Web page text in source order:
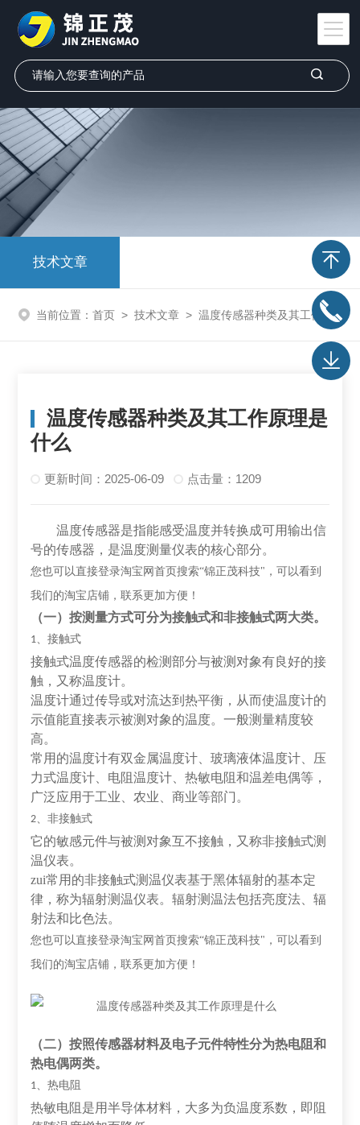
技术文章
当前位置： 首页 > 技术文章 > 温度传感器种类及其工作原理是什么
温度传感器种类及其工作原理是
什么
更新时间：2025-06-09 点击量：1209
温度传感器是指能感受温度并转换成可用输出信
号的传感器，是温度测量仪表的核心部分。
您也可以直接登录淘宝网首页搜索“锦正茂科技"，可以看到
我们的淘宝店铺，联系更加方便！
（一）按测量方式可分为接触式和非接触式两大类。
1、接触式
接触式温度传感器的检测部分与被测对象有良好的接
触，又称温度计。
温度计通过传导或对流达到热平衡，从而使温度计的
示值能直接表示被测对象的温度。一般测量精度较
高。
常用的温度计有双金属温度计、玻璃液体温度计、压
力式温度计、电阻温度计、热敏电阻和温差电偶等，
广泛应用于工业、农业、商业等部门。
2、非接触式
它的敏感元件与被测对象互不接触，又称非接触式测
温仪表。
zui常用的非接触式测温仪表基于黑体辐射的基本定
律，称为辐射测温仪表。辐射测温法包括亮度法、辐
射法和比色法。
您也可以直接登录淘宝网首页搜索“锦正茂科技"，可以看到
我们的淘宝店铺，联系更加方便！
（二）按照传感器材料及电子元件特性分为热电阻和
热电偶两类。
1、热电阻
热敏电阻是用半导体材料，大多为负温度系数，即阻